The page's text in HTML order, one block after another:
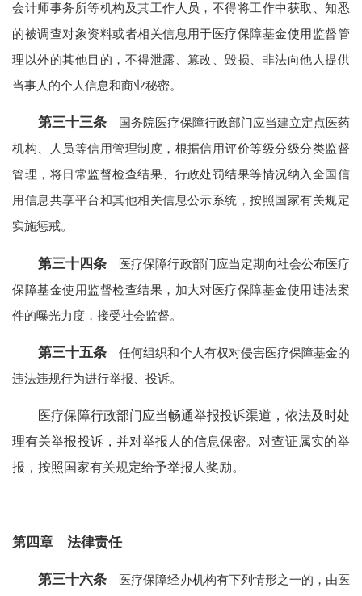
会计师事务所等机构及其工作人员，不得将工作中获取、知悉
的被调查对象资料或者相关信息用于医疗保障基金使用监督管
理以外的其他目的，不得泄露、篡改、毁损、非法向他人提供
当事人的个人信息和商业秘密。
第三十三条 国务院医疗保障行政部门应当建立定点医药
机构、人员等信用管理制度，根据信用评价等级分级分类监督
管理，将日常监督检查结果、行政处罚结果等情况纳入全国信
用信息共享平台和其他相关信息公示系统，按照国家有关规定
实施惩戒。
第三十四条 医疗保障行政部门应当定期向社会公布医疗
保障基金使用监督检查结果，加大对医疗保障基金使用违法案
件的曝光力度，接受社会监督。
第三十五条 任何组织和个人有权对侵害医疗保障基金的
违法违规行为进行举报、投诉。
医疗保障行政部门应当畅通举报投诉渠道，依法及时处
理有关举报投诉，并对举报人的信息保密。对查证属实的举
报，按照国家有关规定给予举报人奖励。
第四章 法律责任
第三十六条 医疗保障经办机构有下列情形之一的，由医